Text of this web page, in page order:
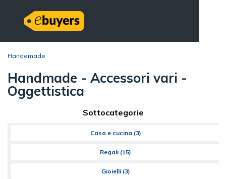
Handemade
Handmade - Accessori vari -
Oggettistica
Sottocategorie
Casa e cucina (3)
Regali (15)
Gioielli (3)